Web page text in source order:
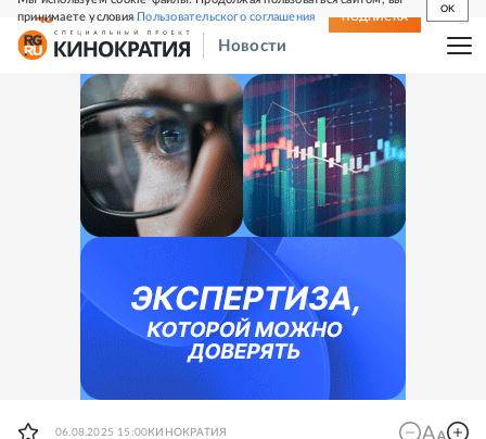
принимаете условияПользовательского соглашения
OK
СВЕЖИЙ НОМЕР ПОДПИСКА
Новости
06.08.2025 15:00 КИНОКРАТИЯ